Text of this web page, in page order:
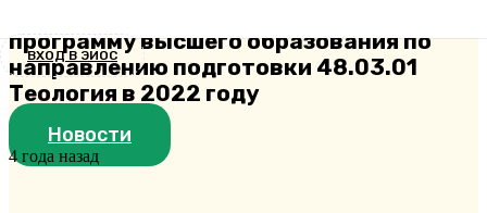
ВХОД В ЭИОС
программу высшего образования по
направлению подготовки 48.03.01
Теология в 2022 году
Новости
4 года назад